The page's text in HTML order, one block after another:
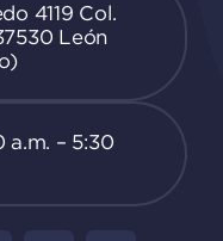
4119 Col.
León
a.m. – 5:30